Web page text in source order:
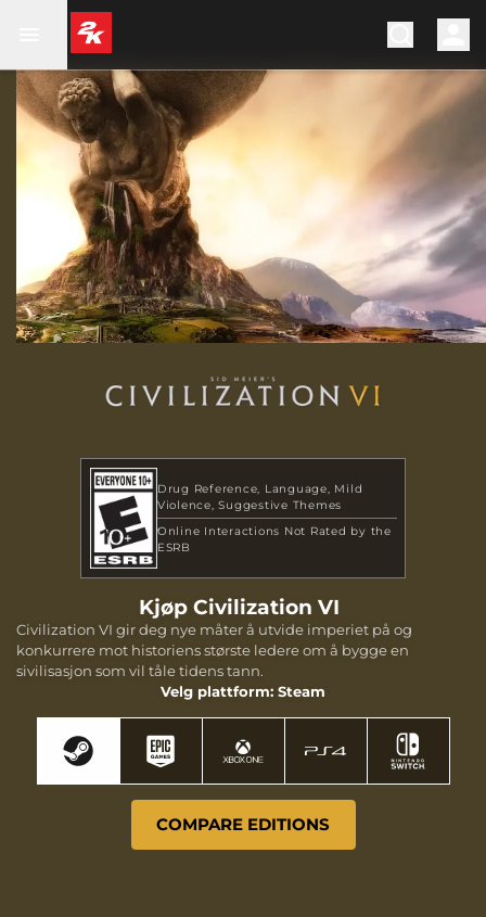
Drug Reference Language
Mild
Violence Suggestive Themes
Online Interactions Not Rated by the
ESRB
Kjøp Civilization VI
Civilization VI gir deg nye måter å utvide imperiet på og
konkurrere mot historiens største ledere om å bygge en
sivilisasjon som vil tåle tidens tann.
Velg plattform: Steam
COMPARE EDITIONS